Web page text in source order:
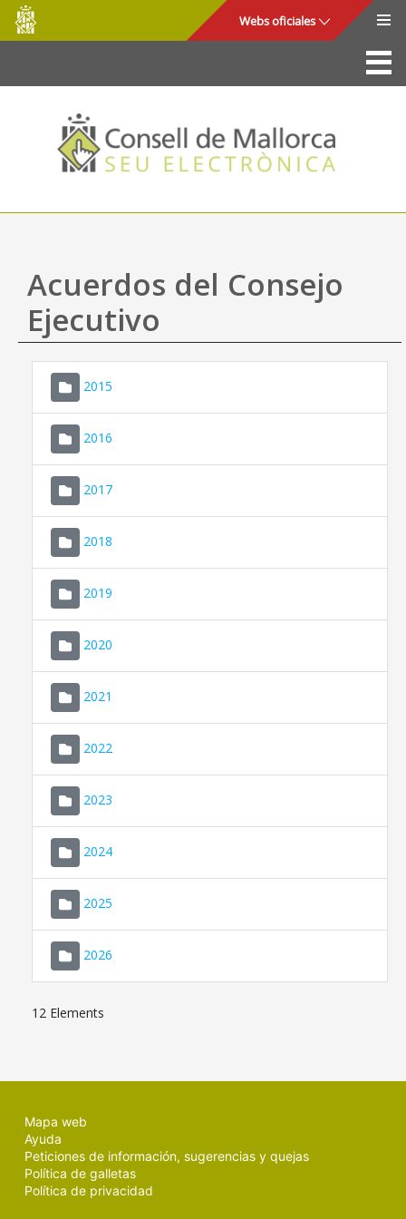
Saltar al contenido principal
Consell
de
Mallorca
Webs oficiales
La Sede
Consejo de Mallorca
Acceso y seguridad
Utilidades
Mapa web
Ayuda
Acuerdos del Consejo
Ejecutivo
2015
2016
2017
2018
2019
2020
2021
2022
2023
2024
2025
2026
12 Elements
Mapa web
Ayuda
Peticiones de información, sugerencias y quejas
Política de galletas
Política de privacidad